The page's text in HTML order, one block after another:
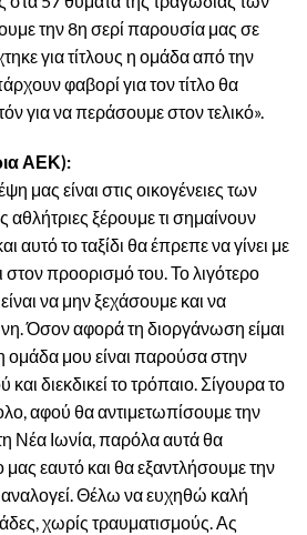
την 8η σερί παρουσία μας σε
για τίτλους η ομάδα από την
φαβορί για τον τίτλο θα
για να περάσουμε στον τελικό».
ΑΕΚ):
μας είναι στις οικογένειες των
ξέρουμε τι σημαίνουν
αυτό το ταξίδι θα έπρεπε να γίνει με
στον προορισμό του. Το λιγότερο
να μην ξεχάσουμε και να
Όσον αφορά τη διοργάνωση είμαι
μου είναι παρούσα στην
διεκδικεί το τρόπαιο. Σίγουρα το
αφού θα αντιμετωπίσουμε την
Νέα Ιωνία, παρόλα αυτά θα
εαυτό και θα εξαντλήσουμε την
Θέλω να ευχηθώ καλή
χωρίς τραυματισμούς. Ας